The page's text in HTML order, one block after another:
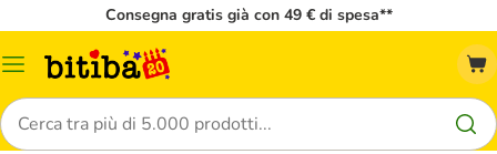
Consegna gratis già con 49 € di spesa**
Overview
Cerca